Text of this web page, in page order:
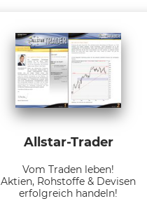
Allstar-Trader
Vom Traden leben!
Aktien, Rohstoffe & Devisen
erfolgreich handeln!